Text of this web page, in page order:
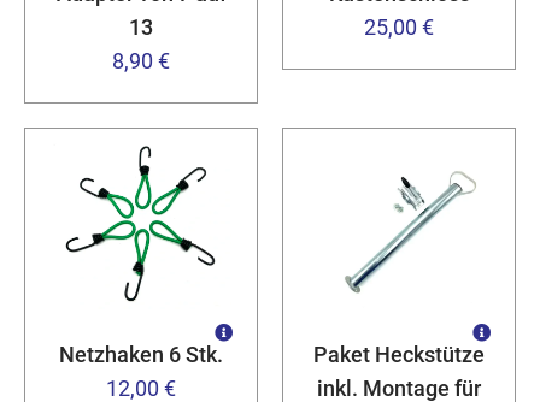
13
8,90 €
25,00 €
Netzhaken 6 Stk.
12,00 €
Paket Heckstütze
inkl. Montage für